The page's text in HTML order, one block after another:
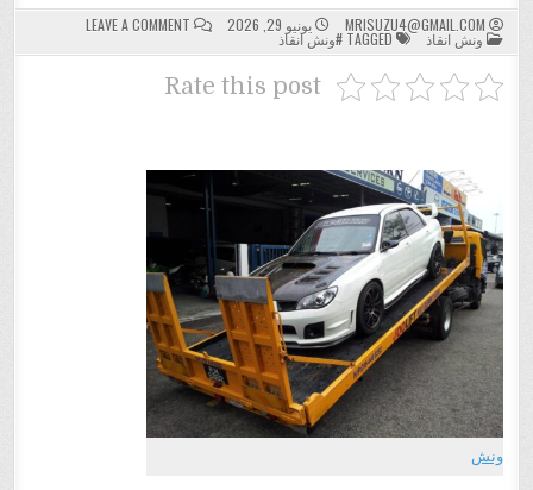
MRISUZU4@GMAIL.COM يونيو 29, 2026 LEAVE A COMMENT
ON
ونش
إنقاذ
POSTED
IN
ونش انقاذ #ونش انقاذ
Rate this post
ونش